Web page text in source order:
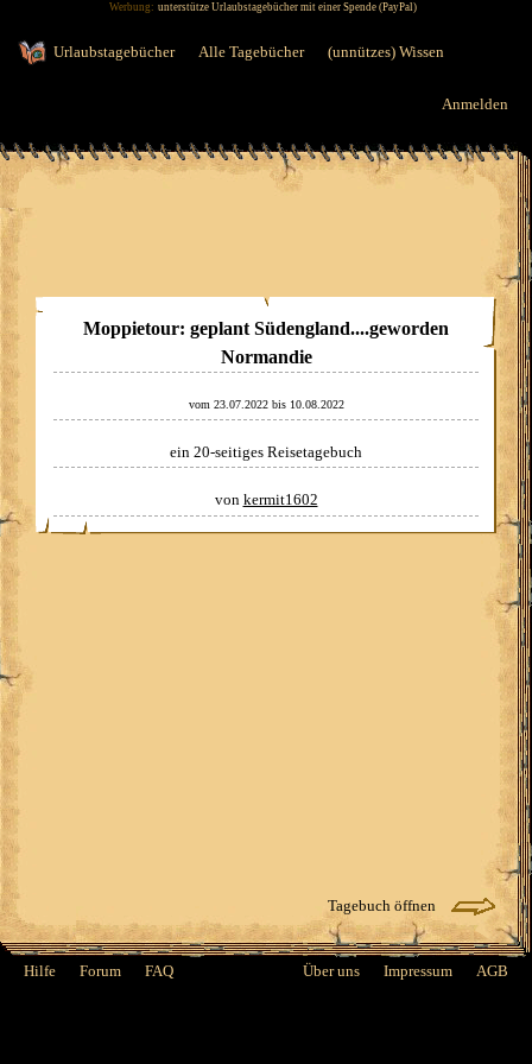
Jump to navigation
Werbung: unterstütze Urlaubstagebücher mit einer Spende (PayPal)
Urlaubstagebücher Alle Tagebücher (unnützes) Wissen
Anmelden
Moppietour: geplant Südengland....geworden
Normandie
vom 23.07.2022bis 10.08.2022
ein 20-seitiges Reisetagebuch
von kermit1602
Tagebuch öffnen
Hilfe Forum FAQ Über uns Impressum AGB